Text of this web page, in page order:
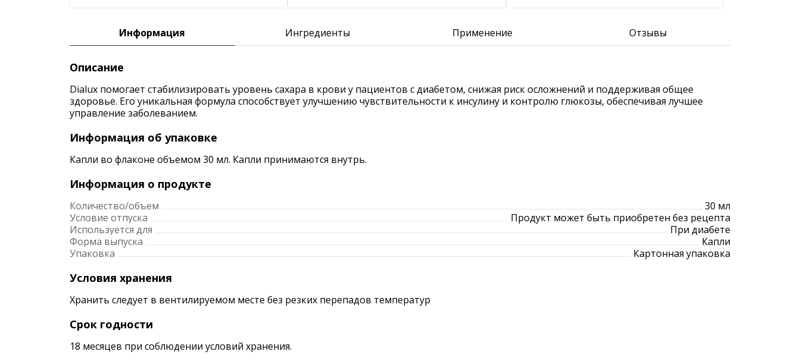
Информация Ингредиенты Применение Отзывы
Описание
Dialux помогает стабилизировать уровень сахара в крови у пациентов с диабетом, снижая риск осложнений и поддерживая общее
здоровье. Его уникальная формула способствует улучшению чувствительности к инсулину и контролю глюкозы, обеспечивая лучшее
управление заболеванием.
Информация об упаковке
Капли во флаконе объемом 30 мл. Капли принимаются внутрь.
Информация о продукте
Количество/объем
30 мл
Условие отпуска
Продукт может быть приобретен без рецепта
Используется для
При диабете
Форма выпуска
Капли
Упаковка
Картонная упаковка
Условия хранения
Хранить следует в вентилируемом месте без резких перепадов температур
Срок годности
18 месяцев при соблюдении условий хранения.